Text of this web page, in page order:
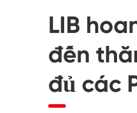
Buồng nhiệt
Buồng phun muối
Máy kiểm tra thời tiết UV
Buồng kiểm tra bụi
LIB
đến
đủ các